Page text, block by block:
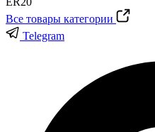
Все товары категории
Telegram